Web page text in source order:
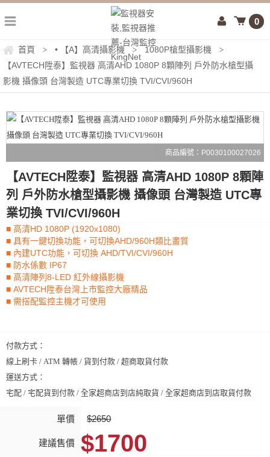
0
首頁 > • 【A】高清攝影機 > 1080P槍型攝影機 >
【AVTECH陞泰】監視器 高清AHD 1080P 8顆陣列 戶外防水槍型攝
影機 攝像頭 台灣製造 UTC專業切換 TVI/CVI/960H
商品編號：P0030100027026
【AVTECH陞泰】監視器 高清AHD 1080P 8顆陣
列 戶外防水槍型攝影機 攝像頭 台灣製造 UTC專
業切換 TVI/CVI/960H
■ 高清HD 1080P (1920x1080)
■ 具有一鍵切換功能，可切換AHD/960H類比畫質
■ 內建UTC功能，可切換 AHD/TVI/CVI/960H
■ 防水係數 IP67
■ 高清陣列8-LED 紅外線攝影機
■ AVTECH陞泰台灣上市監控大廠精品
■ 需搭配監控主機才可使用
付款方式：
線上刷卡 / ATM 轉帳 / 貨到付款 / 超商取貨付款
運送方式：
宅配 / 宅配貨到付款 / 全家超商店到店純取貨 / 全家超商店到店取貨付款
單價 $2650
建議售價 $1700